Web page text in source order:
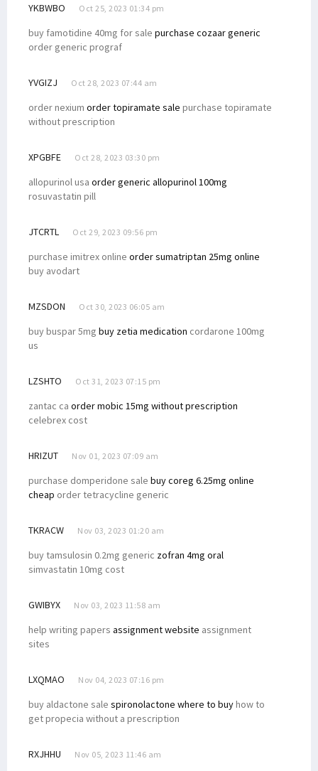
YKBWBO Oct 25, 2023 01:34 pm
buy famotidine 40mg for sale purchase cozaar generic
order generic prograf
YVGIZJ Oct 28, 2023 07:44 am
order nexium order topiramate sale purchase topiramate
without prescription
XPGBFE Oct 28, 2023 03:30 pm
allopurinol usa order generic allopurinol 100mg
rosuvastatin pill
JTCRTL Oct 29, 2023 09:56 pm
purchase imitrex online order sumatriptan 25mg online
buy avodart
MZSDON Oct 30, 2023 06:05 am
buy buspar 5mg buy zetia medication cordarone 100mg
us
LZSHTO Oct 31, 2023 07:15 pm
zantac ca order mobic 15mg without prescription
celebrex cost
HRIZUT Nov 01, 2023 07:09 am
purchase domperidone sale buy coreg 6.25mg online
cheap order tetracycline generic
TKRACW Nov 03, 2023 01:20 am
buy tamsulosin 0.2mg generic zofran 4mg oral
simvastatin 10mg cost
GWIBYX Nov 03, 2023 11:58 am
help writing papers assignment website assignment
sites
LXQMAO Nov 04, 2023 07:16 pm
buy aldactone sale spironolactone where to buyhow to
get propecia without a prescription
RXJHHU Nov 05, 2023 11:46 am